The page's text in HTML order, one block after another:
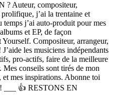
Auteur, compositeur,
j’ai la trentaine et
j’ai auto-produit pour mes
et EP, de façon
Compositeur, arrangeur,
les musiciens indépendants
pro-actifs, faire de la meilleure
conseils sont tirés de mon
et mes inspirations. Abonne toi
___ 👍 RESTONS EN